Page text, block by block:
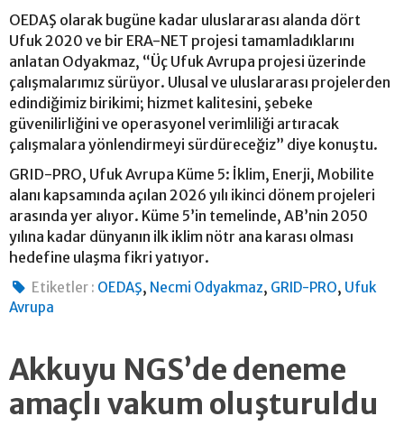
OEDAŞ olarak bugüne kadar uluslararası alanda dört
Ufuk 2020 ve bir ERA-NET projesi tamamladıklarını
anlatan Odyakmaz, “Üç Ufuk Avrupa projesi üzerinde
çalışmalarımız sürüyor. Ulusal ve uluslararası projelerden
edindiğimiz birikimi; hizmet kalitesini, şebeke
güvenilirliğini ve operasyonel verimliliği artıracak
çalışmalara yönlendirmeyi sürdüreceğiz” diye konuştu.
GRID-PRO, Ufuk Avrupa Küme 5: İklim, Enerji, Mobilite
alanı kapsamında açılan 2026 yılı ikinci dönem projeleri
arasında yer alıyor. Küme 5’in temelinde, AB’nin 2050
yılına kadar dünyanın ilk iklim nötr ana karası olması
hedefine ulaşma fikri yatıyor.
Etiketler : OEDAŞ, Necmi Odyakmaz, GRID-PRO, Ufuk
Avrupa
Akkuyu NGS’de deneme
amaçlı vakum oluşturuldu